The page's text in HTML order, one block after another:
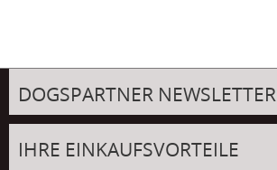
DOGSPARTNER NEWSLETTER
IHRE EINKAUFSVORTEILE